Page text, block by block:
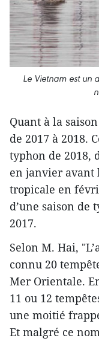
Le Vietnam est un
Quant à la
de 2017 à 2018.
typhon de 2018,
en janvier avant
tropicale en
d’une saison de
2017.
Selon M. Hai,
connu 20
Mer Orientale.
11 ou 12
une moitié
Et malgré ce